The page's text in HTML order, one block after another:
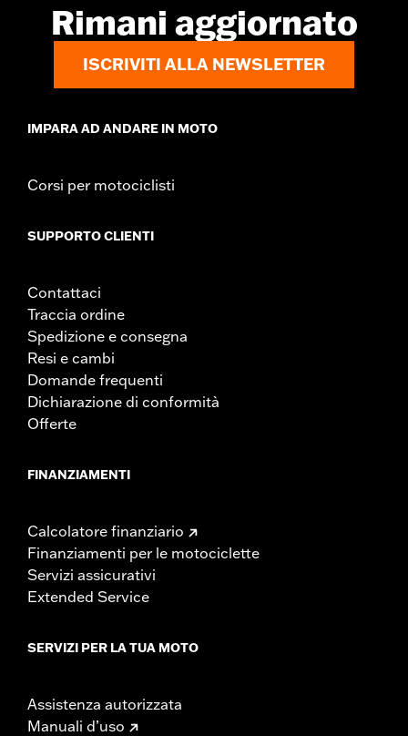
Rimani aggiornato
ISCRIVITI ALLA NEWSLETTER
IMPARA AD ANDARE IN MOTO
Corsi per motociclisti
SUPPORTO CLIENTI
Contattaci
Traccia ordine
Spedizione e consegna
Resi e cambi
Domande frequenti
Dichiarazione di conformità
Offerte
FINANZIAMENTI
Calcolatore finanziario
Finanziamenti per le motociclette
Servizi assicurativi
Extended Service
SERVIZI PER LA TUA MOTO
Assistenza autorizzata
Manuali d’uso